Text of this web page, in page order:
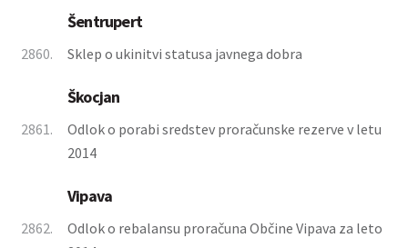
Šentrupert
2860. Sklep o ukinitvi statusa javnega dobra
Škocjan
2861.
Odlok o porabi sredstev proračunske rezerve v letu
2014
Vipava
2862.
Odlok o rebalansu proračuna Občine Vipava za leto